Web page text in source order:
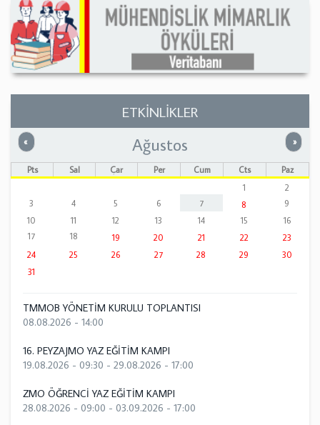
ETKİNLİKLER
« Önceki »
Ağustos
Pts Sal Çar Per Cum Cts
Paz
1
2
3
4 5 6 7 8
9
10
11 12 13 14 15
16
17
18 19 20 21 22
23
24
25 26 27 28 29
30
31
TMMOB YÖNETİM KURULU TOPLANTISI
08.08.2026 - 14:00
16. PEYZAJMO YAZ EĞİTİM KAMPI
19.08.2026 - 09:30 - 29.08.2026 - 17:00
ZMO ÖĞRENCİ YAZ EĞİTİM KAMPI
28.08.2026 - 09:00 - 03.09.2026 - 17:00